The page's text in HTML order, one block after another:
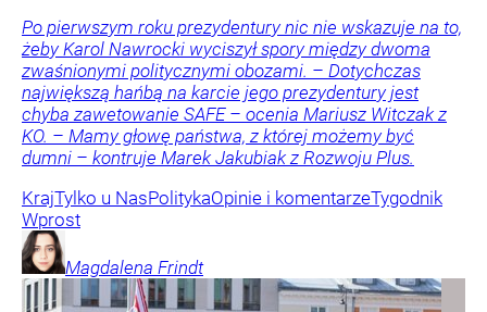
Po pierwszym roku prezydentury nic nie wskazuje na to,
żeby Karol Nawrocki wyciszył spory między dwoma
zwaśnionymi politycznymi obozami. – Dotychczas
największą hańbą na karcie jego prezydentury jest
chyba zawetowanie SAFE – ocenia Mariusz Witczak z
KO. – Mamy głowę państwa, z której możemy być
dumni – kontruje Marek Jakubiak z Rozwoju Plus.
KrajTylko u NasPolitykaOpinie i komentarzeTygodnik
Wprost
Magdalena Frindt